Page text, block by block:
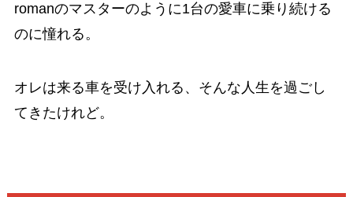
romanのマスターのように1台の愛車に乗り続ける
のに憧れる。
オレは来る車を受け入れる、そんな人生を過ごし
てきたけれど。